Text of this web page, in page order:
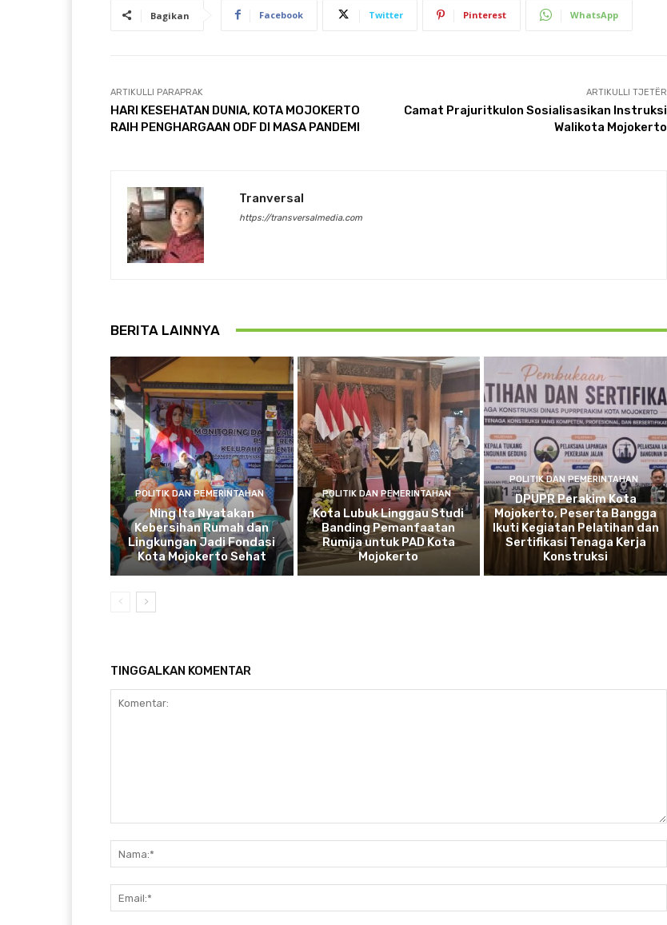
Bagikan Facebook Twitter Pinterest WhatsApp
ARTIKULLI PARAPRAK
HARI KESEHATAN DUNIA, KOTA MOJOKERTO
RAIH PENGHARGAAN ODF DI MASA PANDEMI
ARTIKULLI TJETËR
Camat Prajuritkulon Sosialisasikan Instruksi
Walikota Mojokerto
Tranversal
https://transversalmedia.com
BERITA LAINNYA
POLITIK DAN PEMERINTAHAN
Ning Ita Nyatakan
Kebersihan Rumah dan
Lingkungan Jadi Fondasi
Kota Mojokerto Sehat
POLITIK DAN PEMERINTAHAN
Kota Lubuk Linggau Studi
Banding Pemanfaatan
Rumija untuk PAD Kota
Mojokerto
POLITIK DAN PEMERINTAHAN
DPUPR Perakim Kota
Mojokerto, Peserta Bangga
Ikuti Kegiatan Pelatihan dan
Sertifikasi Tenaga Kerja
Konstruksi
TINGGALKAN KOMENTAR